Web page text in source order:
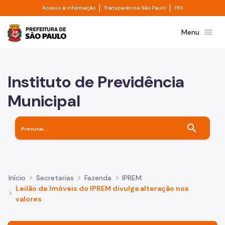
Pular para o Conteúdo principal
Acesso à informação Divisor de acesso à informação
Transparência São Paulo Divisor de
156
Prefeitura de São PauloMenu menu
Instituto de Previdência
Municipal
search
Início Secretarias Fazenda
IPREM
Leilão de Imóveis do IPREM divulga alteração nos
valores